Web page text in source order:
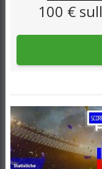
100 €